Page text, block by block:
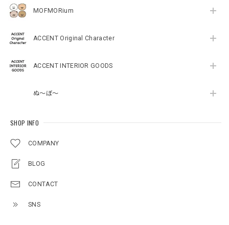
MOFMORium
ACCENT Original Character
ACCENT INTERIOR GOODS
ぬ～ぼ～
SHOP INFO
COMPANY
BLOG
CONTACT
SNS